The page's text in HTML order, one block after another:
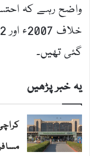
واضح رہے کہ
گئی تھیں۔
یہ خبر پڑھیں